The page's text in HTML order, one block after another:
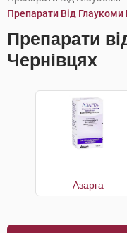
Препарати Від Глаукоми
Препарати
Чернівцях
Азарга